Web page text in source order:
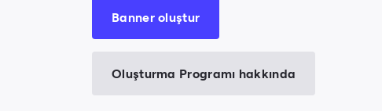
Banner oluştur
Oluşturma Programı hakkında